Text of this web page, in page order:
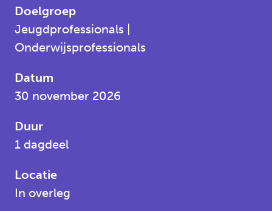
Doelgroep
Jeugdprofessionals |
Onderwijsprofessionals
Datum
30 november 2026
Duur
1 dagdeel
Locatie
In overleg